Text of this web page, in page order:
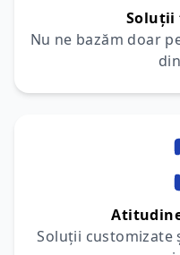
Soluții
Nu ne bazăm doar
Soluții customizate